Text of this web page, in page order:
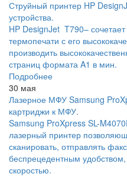
Струйный принтер HP
устройства.
HP DesignJet T790–
термопечати с его
производить
страниц формата A1 в мин.
Подробнее
30 мая
Лазерное МФУ Samsung
картриджи к МФУ.
Samsung ProXpress SL-
лазерный принтер
сканировать, отправлять
беспрецедентным
скоростью.